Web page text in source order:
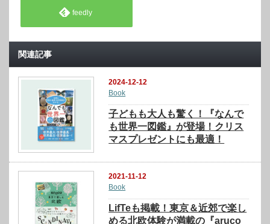
feedly
関連記事
2024-12-12
Book
子どもも大人も驚く！『なんで
も世界一図鑑』が登場！クリス
マスプレゼントにも最適！
2021-11-12
Book
LifTeも掲載！東京＆近郊で楽し
める北欧体験が満載の『aruco